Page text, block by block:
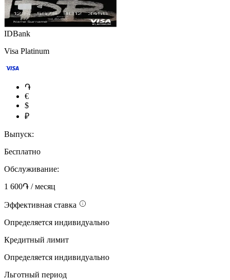
IDBank
Visa Platinum
֏
€
$
₽
Выпуск:
Бесплатно
Обслуживание:
1 600֏ / месяц
Эффективная ставка
Определяется индивидуально
Кредитный лимит
Определяется индивидуально
Льготный период